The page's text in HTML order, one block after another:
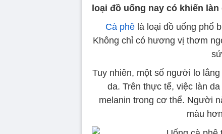
loại đồ uống nay có khiến
Cà phê là loại đồ uống phổ
Không chỉ có hương vị thơm
Tuy nhiên, một số người lo
da. Trên thực tế, việc làn
melanin trong cơ thể. Người
màu